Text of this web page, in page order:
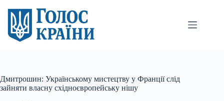
вмісту
Дмитрошин: Українському мистецтву у Франції слід
зайняти власну східноєвропейську нішу